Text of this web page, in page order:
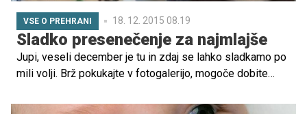
VSE O PREHRANI 18. 12. 2015 08.19
Sladko presenečenje za najmlajše
Jupi, veseli december je tu in zdaj se lahko sladkamo po
mili volji. Brž pokukajte v fotogalerijo, mogoče dobite
veselo vzdušje bo prevladalo med pripravo, peko in